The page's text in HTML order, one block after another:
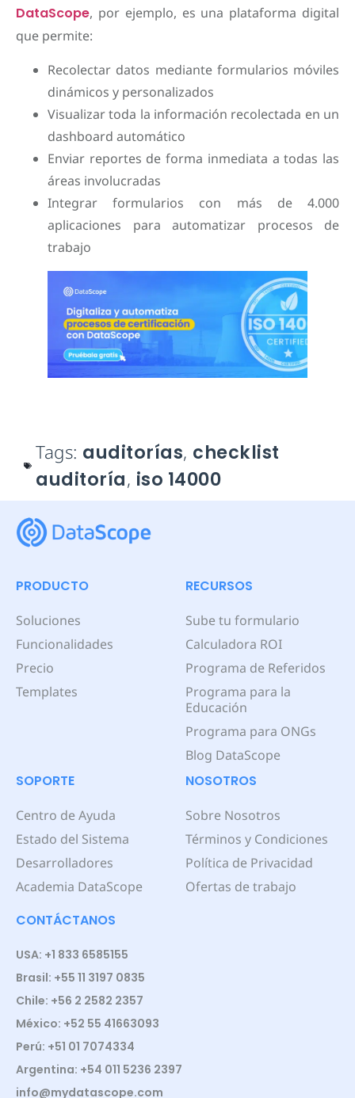
DataScope, por ejemplo, es una plataforma digital
que permite:
Recolectar datos mediante formularios móviles
dinámicos y personalizados
Visualizar toda la información recolectada en un
dashboard automático
Enviar reportes de forma inmediata a todas las
áreas involucradas
Integrar formularios con más de 4.000
aplicaciones para automatizar procesos de
trabajo
Tags: auditorías, checklist
auditoría, iso 14000
PRODUCTO
Soluciones
Funcionalidades
Precio
Templates
RECURSOS
Sube tu formulario
Calculadora ROI
Programa de Referidos
Programa para la
Educación
Programa para ONGs
Blog DataScope
SOPORTE
Centro de Ayuda
Estado del Sistema
Desarrolladores
Academia DataScope
NOSOTROS
Sobre Nosotros
Términos y Condiciones
Política de Privacidad
Ofertas de trabajo
CONTÁCTANOS
USA: +1 833 6585155
Brasil: +55 11 3197 0835
Chile: +56 2 2582 2357
México: +52 55 41663093
Perú: +51 01 7074334
Argentina: +54 011 5236 2397
info@mydatascope.com